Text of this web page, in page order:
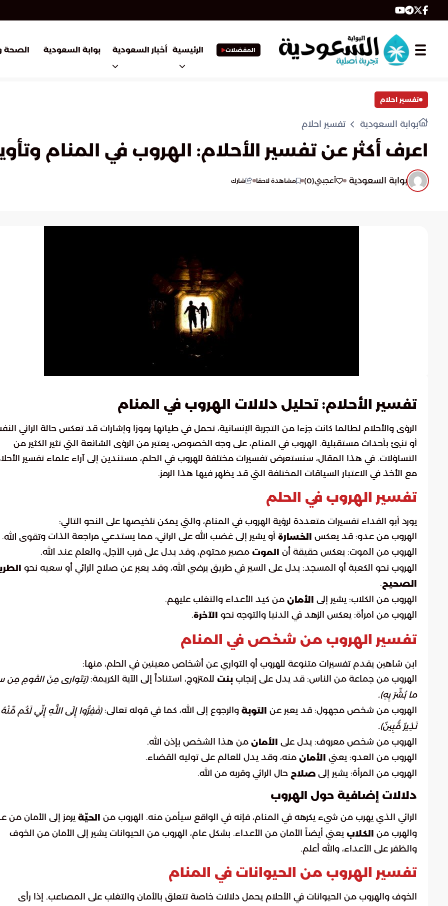
المفضلات الرئيسية أخبار السعودية بوابة السعودية الصحة
تفسير احلام
بوابة السعودية تفسير احلام
اعرف أكثر عن تفسير الأحلام: الهروب في المنام
بوابة السعودية أعجبني(
0
) مشاهدة لاحقا شارك
تفسير الأحلام: تحليل دلالات الهروب في المنام
الرؤى والأحلام لطالما كانت جزءاً من التجربة الإنسانية، تحمل في طياتها رموزاً وإشارات قد تعكس حالة الرائي
أو تنبئ بأحداث مستقبلية. الهروب في المنام، على وجه الخصوص، يعتبر من الرؤى الشائعة التي تثير الكثير من
التساؤلات. في هذا المقال، سنستعرض تفسيرات مختلفة للهروب في الحلم، مستندين إلى آراء علماء تفسير
مع الأخذ في الاعتبار السياقات المختلفة التي قد يظهر فيها هذا الرمز.
تفسير الهروب في الحلم
يورد أبو الفداء تفسيرات متعددة لرؤية الهروب في المنام، والتي يمكن تلخيصها على النحو التالي:
الهروب من عدو: قد يعكس
الخسارة أو يشير إلى غضب الله على الرائي، مما يستدعي مراجعة الذات وتقوى الله.
الهروب من الموت: يعكس حقيقة أن
الموت مصير محتوم، وقد يدل على قرب الأجل، والعلم عند الله.
الهروب نحو الكعبة أو المسجد: يدل على السير في طريق يرضي الله، وقد يعبر عن صلاح الرائي أو سعيه نحو
الصحيح.
الهروب من الكلاب: يشير إلى
الأمان من كيد الأعداء والتغلب عليهم.
الهروب من امرأة: يعكس الزهد في الدنيا والتوجه نحو
الآخرة.
تفسير الهروب من شخص في المنام
ابن شاهين يقدم تفسيرات متنوعة للهروب أو التواري عن أشخاص معينين في الحلم، منها:
الهروب من جماعة من الناس: قد يدل على إنجاب بنت للمتزوج، استناداً إلى الآية الكريمة:(يَتَوارى مِنَ القَومِ مِن
ما بُشِّرَ بِهِ).
الهروب من شخص مجهول: قد يعبر عن
التوبة والرجوع إلى الله، كما في قوله تعالى:(فَفِرُّوا إِلَى اللَّـهِ إِنِّي لَكُم مِّنْهُ
نَذِيرٌ مُّبِينٌ).
الهروب من شخص معروف: يدل على
الأمان من هذا الشخص بإذن الله.
الهروب من العدو: يعني
الأمان منه، وقد يدل للعالم على توليه القضاء.
الهروب من المرأة: يشير إلى صلاح حال الرائي وقربه من الله.
دلالات إضافية حول الهروب
الرائي الذي يهرب من شيء يكرهه في المنام، فإنه في الواقع سيأمن منه. الهروب من الحيّة يرمز إلى الأمان من
والهرب من
الكلاب يعني أيضاً الأمان من الأعداء. بشكل عام، الهروب من الحيوانات يشير إلى الأمان من الخوف
والظفر على الأعداء، والله أعلم.
تفسير الهروب من الحيوانات في المنام
الخوف والهروب من الحيوانات في الأحلام يحمل دلالات خاصة تتعلق بالأمان والتغلب على المصاعب. إذا رأى